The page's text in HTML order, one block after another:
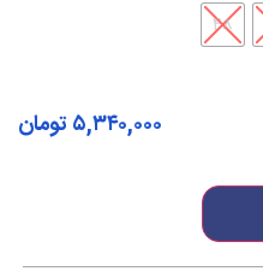
48
۵,۳۴۰,۰۰۰تومان